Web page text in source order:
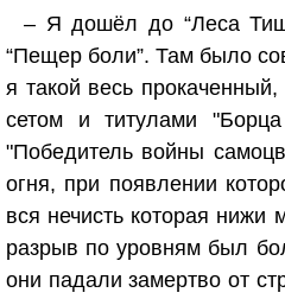
– Я дошёл до “Леса
“Пещер боли”. Там было
я такой весь
сетом и титулами
"Победитель войны
огня, при появлении
вся нечисть которая нижи
разрыв по уровням был
они падали замертво от